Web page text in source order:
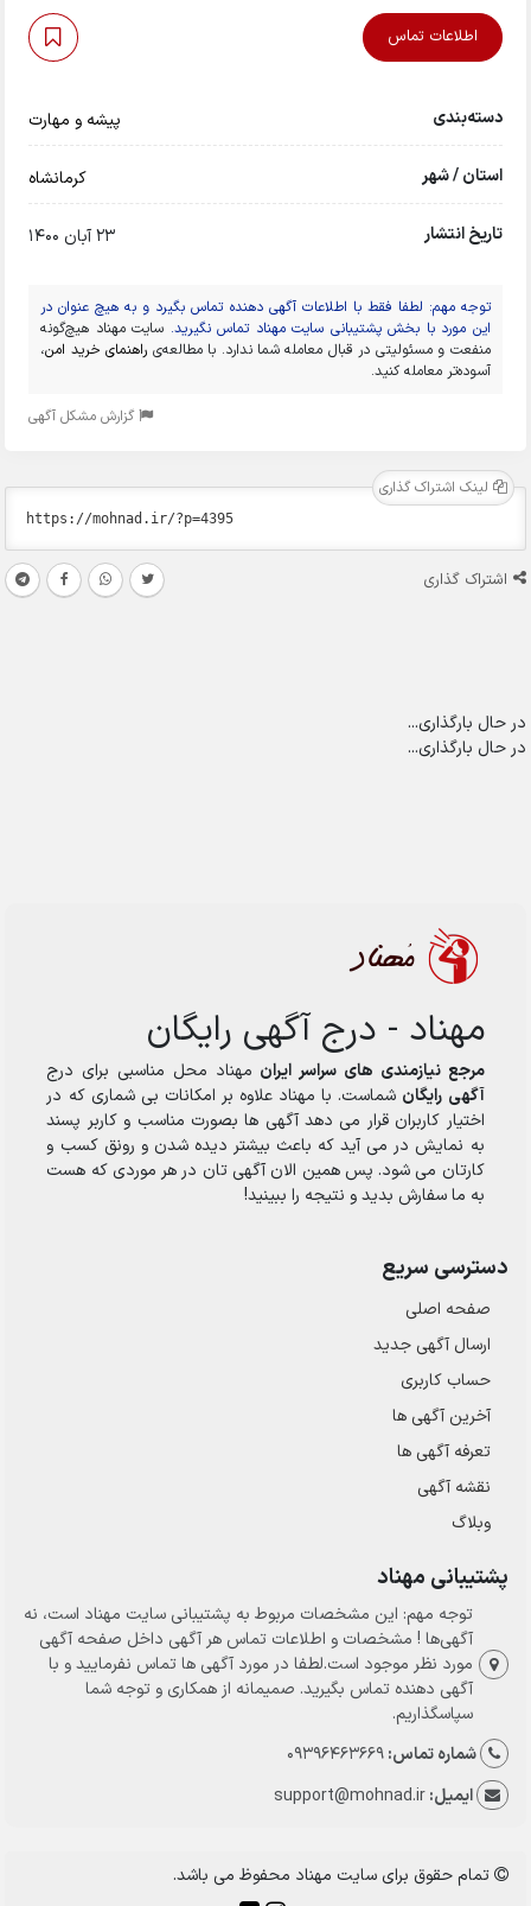
اطلاعات تماس
دسته‌بندی پیشه و مهارت
استان / شهر کرمانشاه
تاریخ انتشار 23 آبان 1400
توجه مهم: لطفا فقط با اطلاعات آگهی دهنده تماس بگیرد و به هیچ عنوان در
این مورد با بخش پشتیبانی سایت مهناد تماس نگیرید. سایت مهناد هیچ‌گونه
منفعت و مسئولیتی در قبال معامله شما ندارد. با مطالعه‌ی راهنمای خرید امن،
آسوده‌تر معامله کنید.
گزارش مشکل آگهی
لینک اشتراک گذاری
اشتراک گذاری
در حال بارگذاری...
در حال بارگذاری...
مهناد - درج آگهی رایگان
مرجع نیازمندی های سراسر ایران مهناد محل مناسبی برای درج
آگهی رایگان شماست. با مهناد علاوه بر امکانات بی شماری که در
اختیار کاربران قرار می دهد آگهی ها بصورت مناسب و کاربر پسند
به نمایش در می آید که باعث بیشتر دیده شدن و رونق کسب و
کارتان می شود. پس همین الان آگهی تان در هر موردی که هست
به ما سفارش بدید و نتیجه را ببینید!
دسترسی سریع
صفحه اصلی
ارسال‌ آگهی جدید
حساب کاربری
آخرین آگهی ها
تعرفه آگهی ها
نقشه آگهی
وبلاگ
پشتیبانی مهناد
توجه مهم: این مشخصات مربوط به پشتیبانی سایت مهناد است، نه
آگهی‌ها ! مشخصات و اطلاعات تماس هر آگهی داخل صفحه آگهی
مورد نظر موجود است.لطفا در مورد آگهی ها تماس نفرمایید و با
آگهی دهنده تماس بگیرید. صمیمانه از همکاری و توجه شما
سپاسگذاریم.
شماره تماس:09396463669
ایمیل:support@mohnad.ir
تمام حقوق برای سایت مهناد محفوظ می باشد.